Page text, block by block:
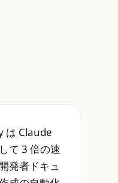
識を拡大
で 50,000 行の
を活用して 3
は Claude
て 3 倍の速
発者ドキュ